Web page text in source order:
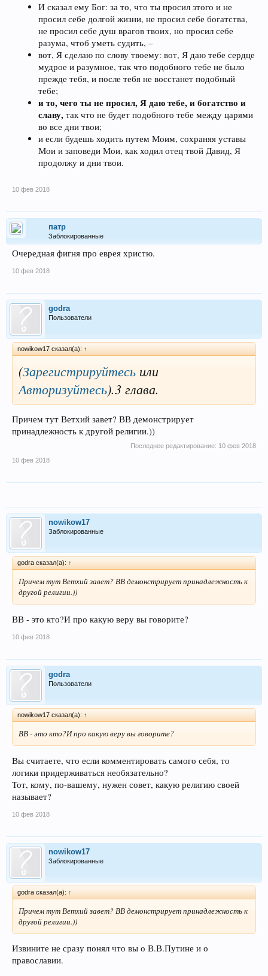
И сказал ему Бог: за то, что ты просил этого и не
просил себе долгой жизни, не просил себе богатства,
не просил себе душ врагов твоих, но просил себе
разума, чтоб уметь судить, –
вот, Я сделаю по слову твоему: вот, Я даю тебе сердце
мудрое и разумное, так что подобного тебе не было
прежде тебя, и после тебя не восстанет подобный
тебе;
и то, чего ты не просил, Я даю тебе, и богатство и
славу, так что не будет подобного тебе между царями
во все дни твои;
и если будешь ходить путем Моим, сохраняя уставы
Мои и заповеди Мои, как ходил отец твой Давид, Я
продолжу и дни твои.
10 фев 2018
патр
Заблокированные
Очередная фигня про еврея христю.
10 фев 2018
godra
Пользователи
nowikow17 сказал(а): ↑
(Зарегистрируйтесь или
Авторизуйтесь).3 глава.
Причем тут Ветхий завет? ВВ демонстрирует
принадлежность к другой религии.))
Последнее редактирование: 10 фев 2018
10 фев 2018
nowikow17
Заблокированные
godra сказал(а): ↑
Причем тут Ветхий завет? ВВ демонстрирует принадлежность к
другой религии.))
ВВ - это кто?И про какую веру вы говорите?
10 фев 2018
godra
Пользователи
nowikow17 сказал(а): ↑
ВВ - это кто?И про какую веру вы говорите?
Вы считаете, что если комментировать самого себя, то
логики придерживаться необязательно?
Тот, кому, по-вашему, нужен совет, какую религию своей
называет?
10 фев 2018
nowikow17
Заблокированные
godra сказал(а): ↑
Причем тут Ветхий завет? ВВ демонстрирует принадлежность к
другой религии.))
Извините не сразу понял что вы о В.В.Путине и о
православии.